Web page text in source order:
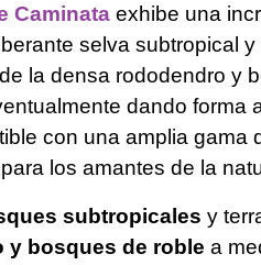
Caminata exhibe una
selva subtropical
la densa rododendro y
dando
con una amplia
los amantes de la
subtropicales y
y bosques de roble a